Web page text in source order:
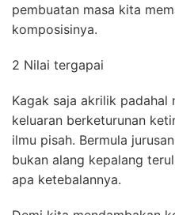
pembuatan masa kita
komposisinya.
2 Nilai tergapai
Kagak saja akrilik padahal
keluaran berketurunan
ilmu pisah. Bermula
bukan alang kepalang
apa ketebalannya.